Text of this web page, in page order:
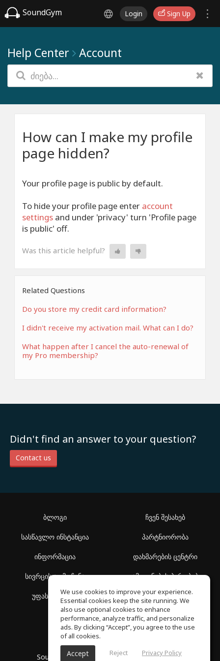
SoundGym Login Sign Up
Help Center Account
How can I make my profile
page hidden?
Your profile page is public by default.
To hide your profile page enter account
settings and under 'privacy' turn 'Profile page
is public' off.
Was this article helpful?
Related Questions
Do you store my credit card information?
I didn't receive my activation mail. What can I do?
What happen after I cancel the auto-renewal of
my Pro membership?
Didn't find an answer to your question?
Contact us
ბლოგი
სასწავლო ინსტანცია
ინფორმაცია
სივრცის აღმოჩენა
უფასო სკოლა
ჩვენ შესახებ
პარტნიორობა
დახმარების ცენტრი
გამოყენების პირობები
კონფიდენციალურობის
პოლიტიკა
SoundGym, ყველა უფლება დაცულია © 2026
We use cookies to improve your experience.
Essential cookies keep the site running. We
also use optional cookies to enhance
performance, analyze traffic, and personalize
ads. By clicking “Accept”, you agree to the use
of all cookies.
Accept Reject Privacy Policy